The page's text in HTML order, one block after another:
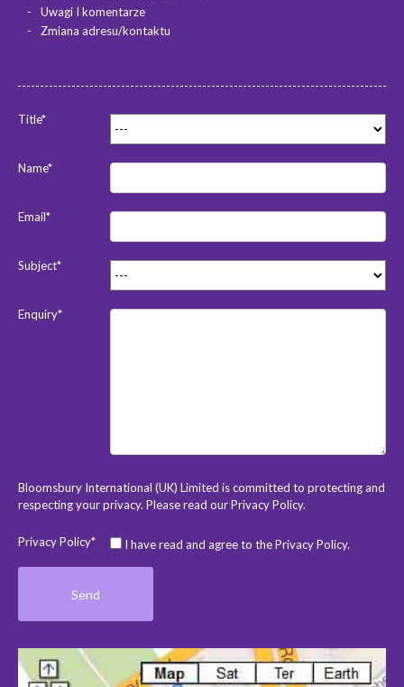
Uwagi I komentarze
Zmiana adresu/kontaktu
Title*
Name*
Email*
Subject*
Enquiry*
Bloomsbury International (UK) Limited is committed to protecting and
respecting your privacy. Please read ourPrivacy Policy.
Privacy Policy* I have read and agree to the Privacy Policy.